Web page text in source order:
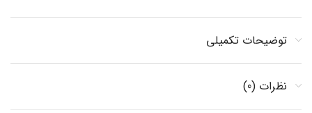
توضیحات تکمیلی
نظرات (0)